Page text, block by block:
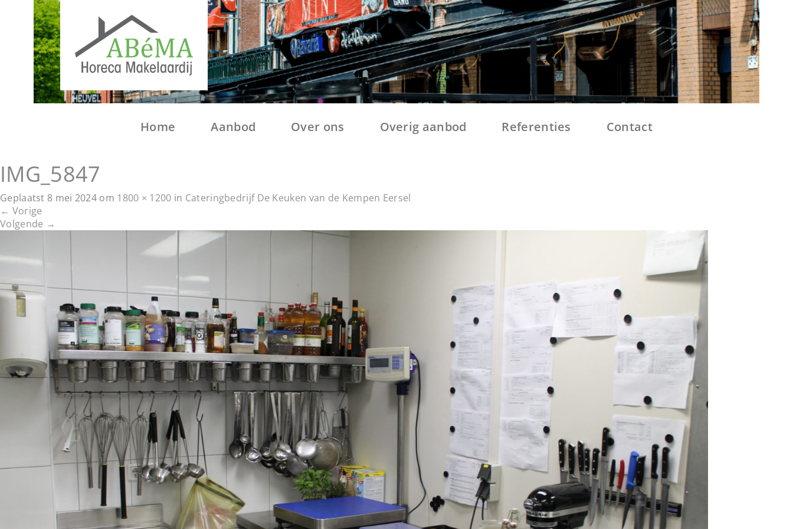
Home Aanbod Over ons Overig aanbod Referenties Contact
IMG_5847
Geplaatst 8 mei 2024 om 1800 × 1200 in Cateringbedrijf De Keuken van de Kempen Eersel
← Vorige
Volgende →